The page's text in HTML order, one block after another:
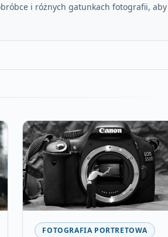
i różnych gatunkach fotografii, aby
FOTOGRAFIA PORTRETOWA